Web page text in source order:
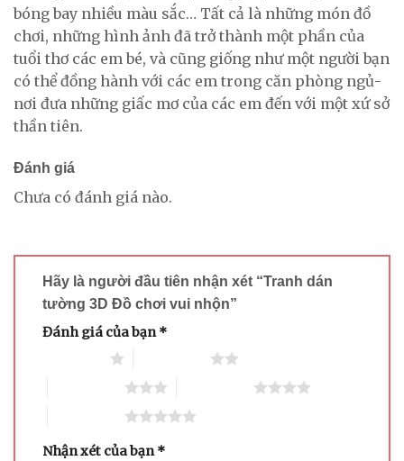
bóng bay nhiều màu sắc… Tất cả là những món đồ
chơi, những hình ảnh đã trở thành một phần của
tuổi thơ các em bé, và cũng giống như một người bạn
có thể đồng hành với các em trong căn phòng ngủ-
nơi đưa những giấc mơ của các em đến với một xứ sở
thần tiên.
Đánh giá
Chưa có đánh giá nào.
Hãy là người đầu tiên nhận xét “Tranh dán
tường 3D Đồ chơi vui nhộn”
Đánh giá của bạn *
Nhận xét của bạn*